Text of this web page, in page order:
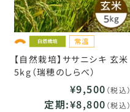
【自然栽培】ササニシキ 玄米
5kg（瑞穂のしらべ）
¥9,500 （税込）
定期:¥8,800 （税込）